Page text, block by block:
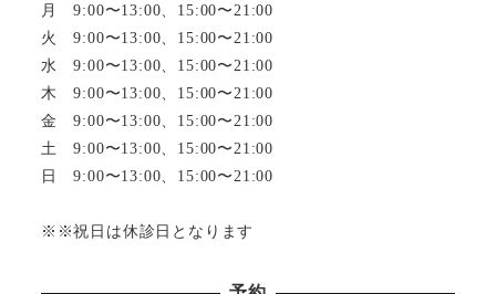
月 9:00〜13:00、15:00〜21:00
火 9:00〜13:00、15:00〜21:00
水 9:00〜13:00、15:00〜21:00
木 9:00〜13:00、15:00〜21:00
金 9:00〜13:00、15:00〜21:00
土 9:00〜13:00、15:00〜21:00
日 9:00〜13:00、15:00〜21:00
※※祝日は休診日となります